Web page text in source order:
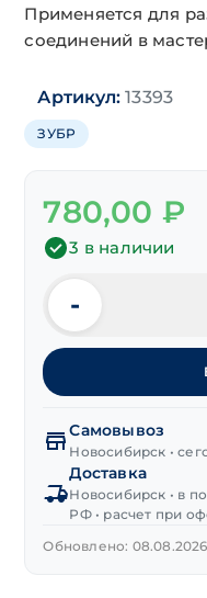
Применяется для
соединений в
Артикул: 13393
ЗУБР
780,00 ₽
3 в наличии
Количество
товара
Набор
бит
1/4"
11
предм.
с
держателем
(PH,PZ,TORX)
-
Самовывоз
Новосибирск •
Доставка
Новосибирск • в
РФ • расчет при
Обновлено: 08.08.2026